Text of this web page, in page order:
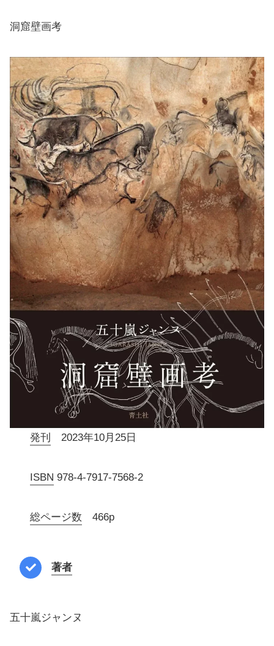
洞窟壁画考
発刊 2023年10月25日
ISBN 978-4-7917-7568-2
総ページ数 466p
著者
五十嵐ジャンヌ